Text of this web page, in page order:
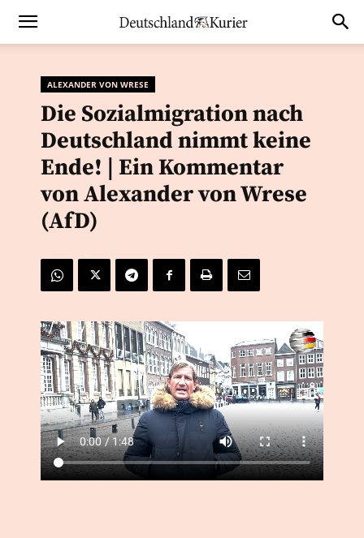
ALEXANDER VON WRESE
Die Sozialmigration nach
Deutschland nimmt keine
Ende! | Ein Kommentar
von Alexander von Wrese
(AfD)